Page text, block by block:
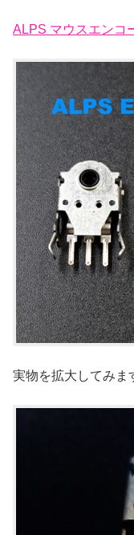
ALPS マウスエンコ
実物を拡大してみま